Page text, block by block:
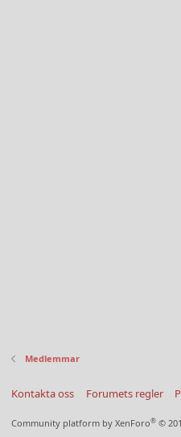
Medlemmar
Kontakta oss Forumets regler
Community platform by XenForo® ©